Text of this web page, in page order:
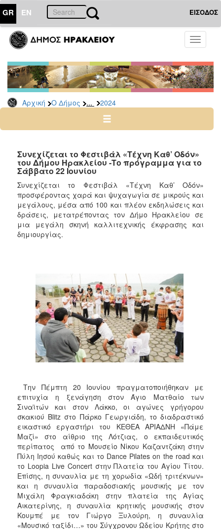
GR EN ΕΙΣΟΔΟΣ
Toggle
Αρχική Ο Δήμος ... 2024
ΔΗΜΟΣ
Δελτία
Τύπου
Αρχείο
2026
2024
2022
2021
2020
2019
2018
2017
2012
2011
2010
2006
ΤΟΠΟΣ
ΠΟΛΙΤΙΣΜΟΣ
ΑΝΘΕΚΤΙΚΗ
ΠΟΛΗ
Συνεχίζεται το Φεστιβάλ «Τέχνη Καθ’ Οδόν»
του Δήμου Ηρακλείου -Το πρόγραμμα για το
Σάββατο 22 Ιουνίου
Συνεχίζεται το Φεστιβάλ «Τέχνη Καθ’ Οδόν»
προσφέροντας χαρά και ψυχαγωγία σε μικρούς και
μεγάλους, μέσα από 100 και πλέον εκδηλώσεις και
δράσεις, μετατρέποντας τον Δήμο Ηρακλείου σε
μια μεγάλη σκηνή καλλιτεχνικής έκφρασης και
δημιουργίας.
Την Πέμπτη 20 Ιουνίου πραγματοποιήθηκαν με
επιτυχία η ξενάγηση στον Άγιο Ματθαίο των
Σιναϊτών και στον Λάκκο, οι αγώνες γρήγορου
σκακιού Blitz στο Πάρκο Γεωργιάδη, το διαδραστικό
εικαστικό εργαστήρι του ΚΕΘΕΑ ΑΡΙΑΔΝΗ «Πάμε
Μαζί» στο αίθριο της Λότζιας, ο εκπαιδευτικός
περίπατος από το Μουσείο Νίκου Καζαντζάκη στην
Πύλη Ιησού καθώς και το Dance Pilates on the road και
το Loopia Live Concert στην Πλατεία του Αγίου Τίτου.
Επίσης, η συναυλία με τη χορωδία «Ωδή τριτέκνων»
και η συναυλία παραδοσιακής μουσικής με τον
Μιχάλη Φραγκιαδάκη στην πλατεία της Αγίας
Αικατερίνης, η συναυλία κρητικής μουσικής στον
Κουμπέ με τον Γιώργο Ξυλούρη, η συναυλία
«Μουσικό ταξίδι…» του Σύγχρονου Ωδείου Κρήτης στο